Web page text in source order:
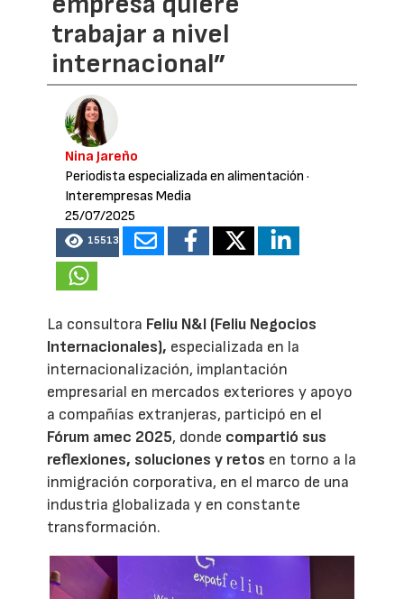
trabajar a nivel
internacional”
Nina Jareño
Periodista especializada en alimentación ·
Interempresas Media
25/07/2025
15513
La consultora Feliu N&I (Feliu Negocios
Internacionales), especializada en la
internacionalización, implantación
empresarial en mercados exteriores y apoyo
a compañías extranjeras, participó en el
Fórum amec 2025, donde compartió sus
reflexiones, soluciones y retos en torno a la
inmigración corporativa, en el marco de una
industria globalizada y en constante
transformación.